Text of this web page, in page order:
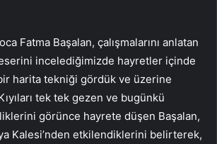
Fatma Başalan, çalışmalarını anlatan
eserini incelediğimizde hayretler içinde
harita tekniği gördük ve üzerine
tek tek gezen ve bugünkü
görünce hayrete düşen Başalan,
Kalesi’nden etkilendiklerini belirterek,